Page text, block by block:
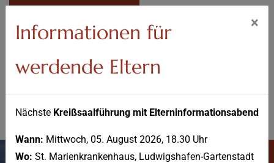
Informationen für
werdende Eltern
×
Nächste Kreißsaalführung mit Elterninformationsabend
Wann: Mittwoch, 05. August 2026, 18.30 Uhr
Wo: St. Marienkrankenhaus, Ludwigshafen-Gartenstadt